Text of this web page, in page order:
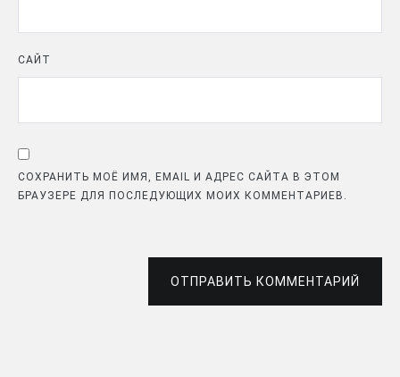
САЙТ
СОХРАНИТЬ МОЁ ИМЯ, EMAIL И АДРЕС САЙТА В ЭТОМ
БРАУЗЕРЕ ДЛЯ ПОСЛЕДУЮЩИХ МОИХ КОММЕНТАРИЕВ.
ОТПРАВИТЬ КОММЕНТАРИЙ